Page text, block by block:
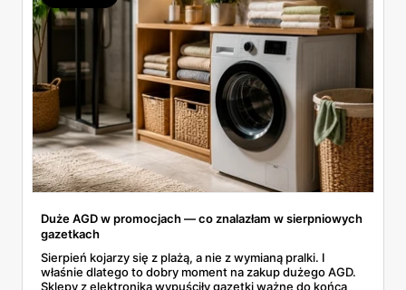
Duże AGD w promocjach — co znalazłam w sierpniowych
gazetkach
Sierpień kojarzy się z plażą, a nie z wymianą pralki. I
właśnie dlatego to dobry moment na zakup dużego AGD.
Sklepy z elektroniką wypuściły gazetki ważne do końca